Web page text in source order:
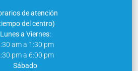
de atención
del centro)
Lunes a Viernes:
am a 1:30 pm
pm a 6:00 pm
Sábado